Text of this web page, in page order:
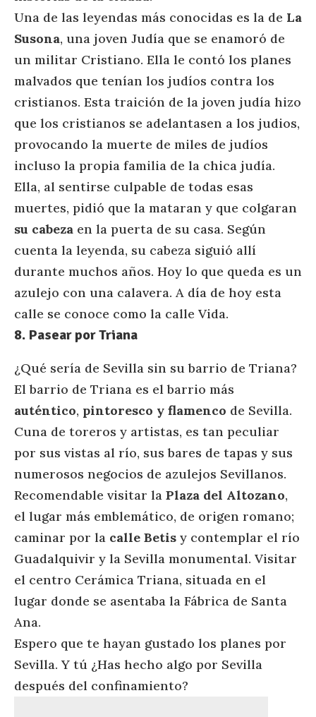
Una de las leyendas más conocidas es la de La
Susona, una joven Judía que se enamoró de
un militar Cristiano. Ella le contó los planes
malvados que tenían los judíos contra los
cristianos. Esta traición de la joven judía hizo
que los cristianos se adelantasen a los judios,
provocando la muerte de miles de judíos
incluso la propia familia de la chica judía.
Ella, al sentirse culpable de todas esas
muertes, pidió que la mataran y que colgaran
su cabeza en la puerta de su casa. Según
cuenta la leyenda, su cabeza siguió allí
durante muchos años. Hoy lo que queda es un
azulejo con una calavera. A día de hoy esta
calle se conoce como la calle Vida.
8. Pasear por Triana
¿Qué sería de Sevilla sin su barrio de Triana?
El barrio de Triana es el barrio más
auténtico, pintoresco y flamenco de Sevilla.
Cuna de toreros y artistas, es tan peculiar
por sus vistas al río, sus bares de tapas y sus
numerosos negocios de azulejos Sevillanos.
Recomendable visitar la Plaza del Altozano,
el lugar más emblemático, de origen romano;
caminar por la calle Betis y contemplar el río
Guadalquivir y la Sevilla monumental. Visitar
el centro Cerámica Triana, situada en el
lugar donde se asentaba la Fábrica de Santa
Ana.
Espero que te hayan gustado los planes por
Sevilla. Y tú ¿Has hecho algo por Sevilla
después del confinamiento?